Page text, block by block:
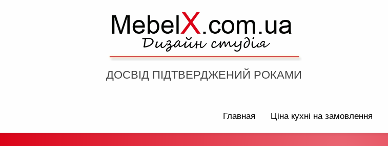
ДОСВІД ПІДТВЕРДЖЕНИЙ РОКАМИ
Главная Ціна кухні на замовлення